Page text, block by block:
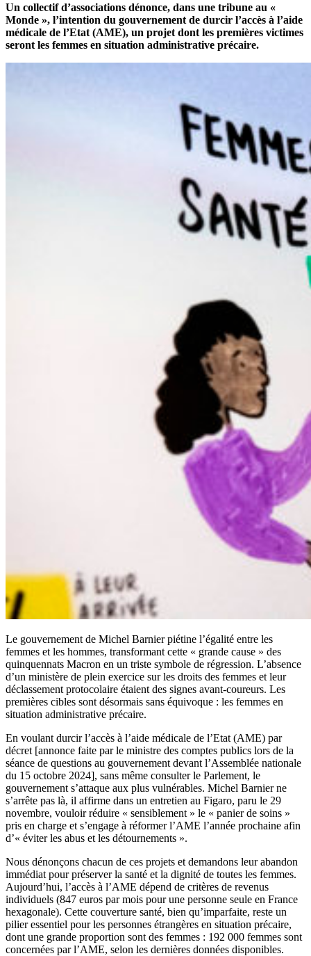
Un collectif d’associations dénonce, dans une tribune au «
Monde », l’intention du gouvernement de durcir l’accès à l’aide
médicale de l’Etat (AME), un projet dont les premières victimes
seront les femmes en situation administrative précaire.
Le gouvernement de Michel Barnier piétine l’égalité entre les
femmes et les hommes, transformant cette « grande cause » des
quinquennats Macron en un triste symbole de régression. L’absence
d’un ministère de plein exercice sur les droits des femmes et leur
déclassement protocolaire étaient des signes avant-coureurs. Les
premières cibles sont désormais sans équivoque : les femmes en
situation administrative précaire.
En voulant durcir l’accès à l’aide médicale de l’Etat (AME) par
décret [annonce faite par le ministre des comptes publics lors de la
séance de questions au gouvernement devant l’Assemblée nationale
du 15 octobre 2024], sans même consulter le Parlement, le
gouvernement s’attaque aux plus vulnérables. Michel Barnier ne
s’arrête pas là, il affirme dans un entretien au Figaro, paru le 29
novembre, vouloir réduire « sensiblement » le « panier de soins »
pris en charge et s’engage à réformer l’AME l’année prochaine afin
d’« éviter les abus et les détournements ».
Nous dénonçons chacun de ces projets et demandons leur abandon
immédiat pour préserver la santé et la dignité de toutes les femmes.
Aujourd’hui, l’accès à l’AME dépend de critères de revenus
individuels (847 euros par mois pour une personne seule en France
hexagonale). Cette couverture santé, bien qu’imparfaite, reste un
pilier essentiel pour les personnes étrangères en situation précaire,
dont une grande proportion sont des femmes : 192 000 femmes sont
concernées par l’AME, selon les dernières données disponibles.